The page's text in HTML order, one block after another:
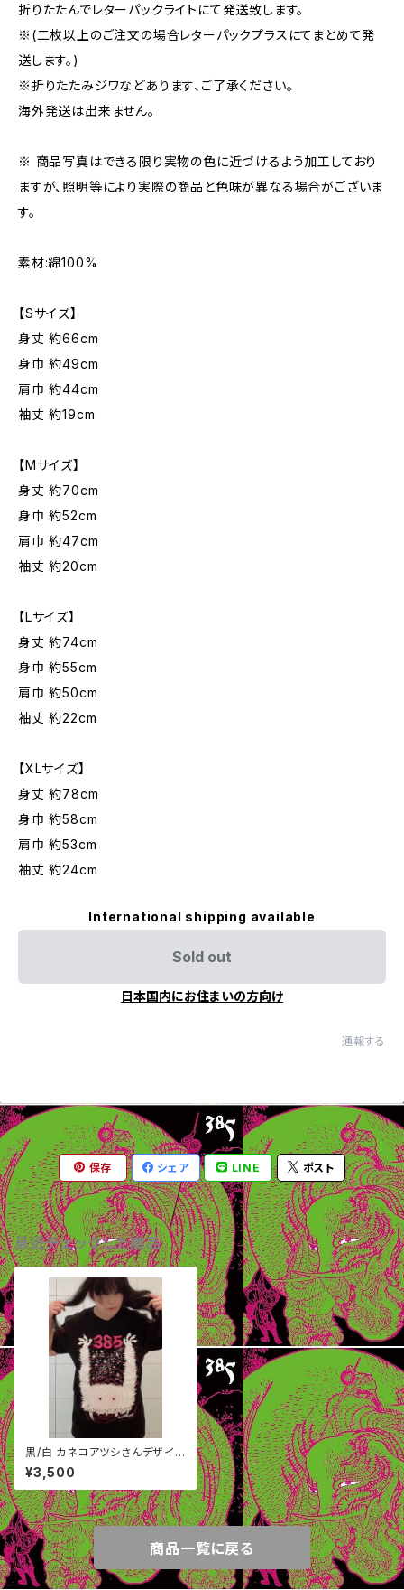
折りたたんでレターパックライトにて発送致します。
※(二枚以上のご注文の場合レターパックプラスにてまとめて発
送します。)
※折りたたみジワなどあります、ご了承ください。
海外発送は出来ません。
※ 商品写真はできる限り実物の色に近づけるよう加工しており
ますが、照明等により実際の商品と色味が異なる場合がございま
す。
素材:綿100%
【Sサイズ】
身丈 約66cm
身巾 約49cm
肩巾 約44cm
袖丈 約19cm
【Mサイズ】
身丈 約70cm
身巾 約52cm
肩巾 約47cm
袖丈 約20cm
【Lサイズ】
身丈 約74cm
身巾 約55cm
肩巾 約50cm
袖丈 約22cm
【XLサイズ】
身丈 約78cm
身巾 約58cm
肩巾 約53cm
袖丈 約24cm
International shipping available
Sold out
日本国内にお住まいの方向け
通報する
保存 シェア LINE ポスト
最近チェックした商品
黒/白 カネコアツシさんデザイン
３８５Tシャツ&ステッカー 送
料込み
¥3,500
商品一覧に戻る